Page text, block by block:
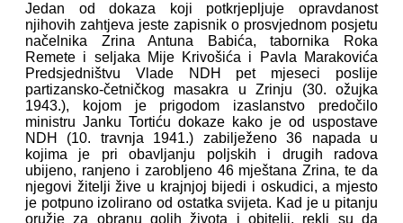
Jedan od dokaza koji potkrjepljuje opravdanost
njihovih zahtjeva jeste zapisnik o prosvjednom posjetu
načelnika Zrina Antuna Babića, tabornika Roka
Remete i seljaka Mije Krivošića i Pavla Marakovića
Predsjedništvu Vlade NDH pet mjeseci poslije
partizansko-četničkog masakra u Zrinju (30. ožujka
1943.), kojom je prigodom izaslanstvo predočilo
ministru Janku Tortiću dokaze kako je od uspostave
NDH (10. travnja 1941.) zabilježeno 36 napada u
kojima je pri obavljanju poljskih i drugih radova
ubijeno, ranjeno i zarobljeno 46 mještana Zrina, te da
njegovi žitelji žive u krajnjoj bijedi i oskudici, a mjesto
je potpuno izolirano od ostatka svijeta. Kad je u pitanju
oružje za obranu golih života i obitelji, rekli su da